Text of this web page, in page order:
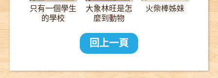
只有一個學生
的學校
大象林旺是怎
麼到動物
2000公里的
長征
火柴棒姊妹
回上一頁